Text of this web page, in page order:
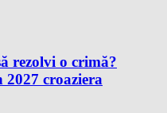
rezolvi o crimă?
2027 croaziera